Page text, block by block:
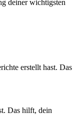
deiner wichtigsten
erstellt hast. Das
Das hilft, dein